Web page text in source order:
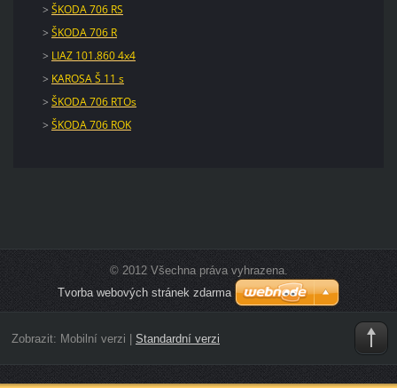
> ŠKODA 706 RS
> ŠKODA 706 R
> LIAZ 101.860 4x4
> KAROSA Š 11 s
> ŠKODA 706 RTOs
> ŠKODA 706 ROK
© 2012 Všechna práva vyhrazena.
Tvorba webových stránek zdarma
Zobrazit: Mobilní verzi Standardní verzi